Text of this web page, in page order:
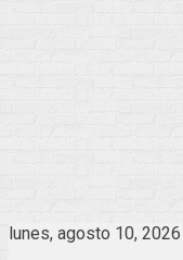
lunes, agosto 10, 2026